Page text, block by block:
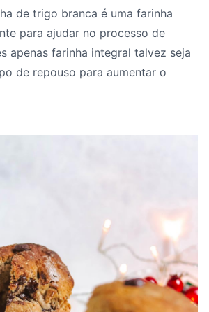
de trigo branca é uma farinha
para ajudar no processo de
apenas farinha integral talvez seja
de repouso para aumentar o